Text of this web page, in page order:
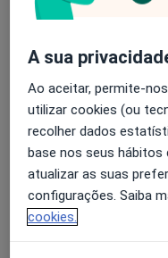
Dra. Isabel
Consultas de
videoconferência!
No centro da
segurança e
acesso a
psicoterapia,
Ler mais
05/08/2026
A sua
Ao aceitar, permite-
utilizar cookies (ou
recolher dados
base nos seus hábitos
atualizar as suas
configurações. Saiba
cookies.